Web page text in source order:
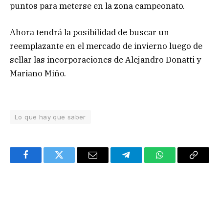
puntos para meterse en la zona campeonato.
Ahora tendrá la posibilidad de buscar un
reemplazante en el mercado de invierno luego de
sellar las incorporaciones de Alejandro Donatti y
Mariano Miño.
Lo que hay que saber
FacebookTwitter Email TelegramWhatsAppCopy